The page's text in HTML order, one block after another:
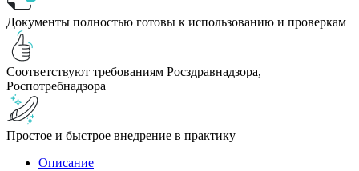
Документы полностью готовы к использованию и проверкам
Соответствуют требованиям Росздравнадзора,
Роспотребнадзора
Простое и быстрое внедрение в практику
Описание